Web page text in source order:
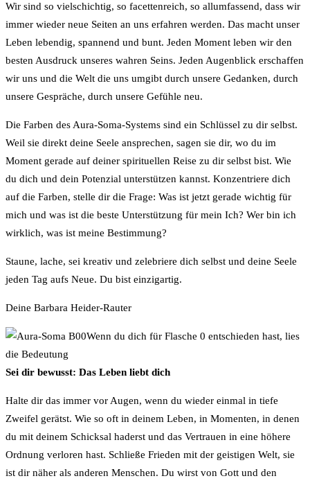
Wir sind so vielschichtig, so facettenreich, so allumfassend, dass wir
immer wieder neue Seiten an uns erfahren werden. Das macht unser
Leben lebendig, spannend und bunt. Jeden Moment leben wir den
besten Ausdruck unseres wahren Seins. Jeden Augenblick erschaffen
wir uns und die Welt die uns umgibt durch unsere Gedanken, durch
unsere Gespräche, durch unsere Gefühle neu.
Die Farben des Aura-Soma-Systems sind ein Schlüssel zu dir selbst.
Weil sie direkt deine Seele ansprechen, sagen sie dir, wo du im
Moment gerade auf deiner spirituellen Reise zu dir selbst bist. Wie
du dich und dein Potenzial unterstützen kannst. Konzentriere dich
auf die Farben, stelle dir die Frage: Was ist jetzt gerade wichtig für
mich und was ist die beste Unterstützung für mein Ich? Wer bin ich
wirklich, was ist meine Bestimmung?
Staune, lache, sei kreativ und zelebriere dich selbst und deine Seele
jeden Tag aufs Neue. Du bist einzigartig.
Deine Barbara Heider-Rauter
Wenn du dich für Flasche 0 entschieden hast, lies
die Bedeutung
Sei dir bewusst: Das Leben liebt dich
Halte dir das immer vor Augen, wenn du wieder einmal in tiefe
Zweifel gerätst. Wie so oft in deinem Leben, in Momenten, in denen
du mit deinem Schicksal haderst und das Vertrauen in eine höhere
Ordnung verloren hast. Schließe Frieden mit der geistigen Welt, sie
ist dir näher als anderen Menschen. Du wirst von Gott und den